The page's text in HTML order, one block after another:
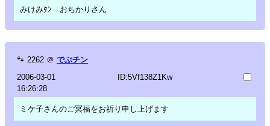
みけみﾀﾝ おちかりさん
🐾 2262 ＠ でぶチン
2006-03-01
16:26:28
ID:5Vf138Z1Kw
ミケ子さんのご冥福をお祈り申し上げます